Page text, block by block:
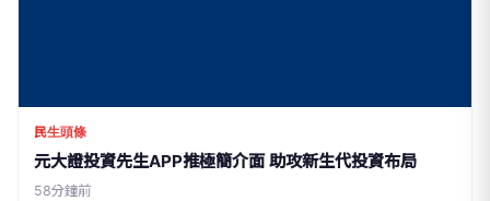
民生頭條
元大證投資先生APP推極簡介面 助攻新生代投資布局
58分鐘前